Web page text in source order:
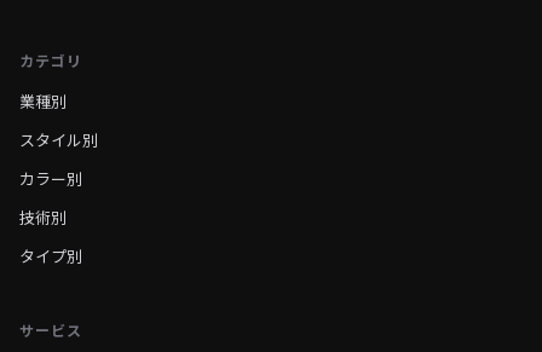
カテゴリ
業種別
スタイル別
カラー別
技術別
タイプ別
サービス